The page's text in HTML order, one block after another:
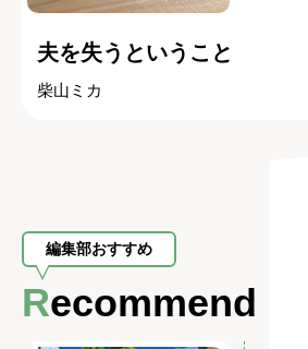
夫を失うということ
柴山ミカ
編集部おすすめ
Recommend